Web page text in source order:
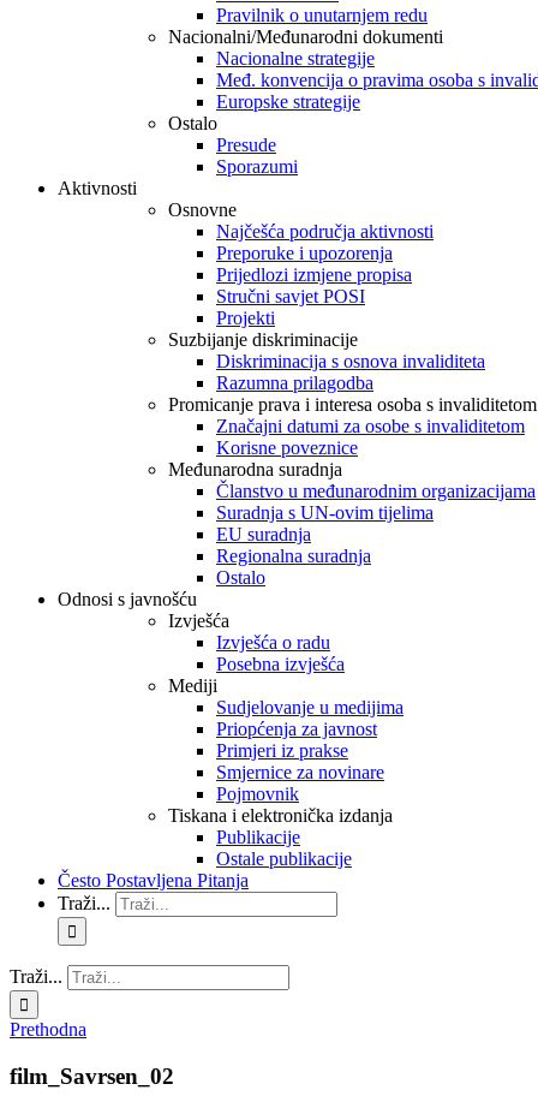
Pravilnik o unutarnjem redu
Nacionalni/Međunarodni dokumenti
Nacionalne strategije
Međ. konvencija o pravima osoba s
Europske strategije
Ostalo
Presude
Sporazumi
Aktivnosti
Osnovne
Najčešća područja aktivnosti
Preporuke i upozorenja
Prijedlozi izmjene propisa
Stručni savjet POSI
Projekti
Suzbijanje diskriminacije
Diskriminacija s osnova invaliditeta
Razumna prilagodba
Promicanje prava i interesa osoba s invaliditetom
Značajni datumi za osobe s invaliditetom
Korisne poveznice
Međunarodna suradnja
Članstvo u međunarodnim organizacijama
Suradnja s UN-ovim tijelima
EU suradnja
Regionalna suradnja
Ostalo
Odnosi s javnošću
Izvješća
Izvješća o radu
Posebna izvješća
Mediji
Sudjelovanje u medijima
Priopćenja za javnost
Primjeri iz prakse
Smjernice za novinare
Pojmovnik
Tiskana i elektronička izdanja
Publikacije
Ostale publikacije
Često Postavljena Pitanja
Traži...
Traži...
Prethodna
film_Savrsen_02